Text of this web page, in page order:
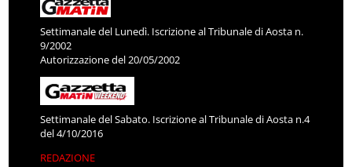
Settimanale del Lunedì. Iscrizione al Tribunale di Aosta n.
9/2002
Autorizzazione del 20/05/2002
Settimanale del Sabato. Iscrizione al Tribunale di Aosta n.4
del 4/10/2016
REDAZIONE